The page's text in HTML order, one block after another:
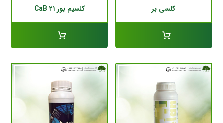
کلسی بر کلسیم بور CaB ۲۱